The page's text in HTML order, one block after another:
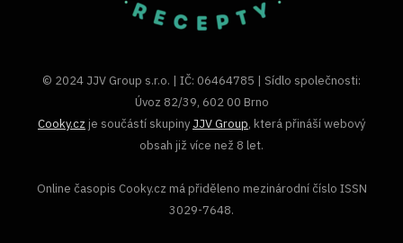
© 2024 JJV Group s.r.o. | IČ: 06464785 | Sídlo společnosti:
Úvoz 82/39, 602 00 Brno
Cooky.cz je součástí skupiny JJV Group, která přináší webový
obsah již více než 8 let.
Online časopis Cooky.cz má přiděleno mezinárodní číslo ISSN
3029-7648.